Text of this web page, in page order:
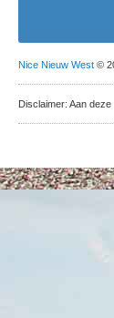
Nice Nieuw West ©
Disclaimer: Aan